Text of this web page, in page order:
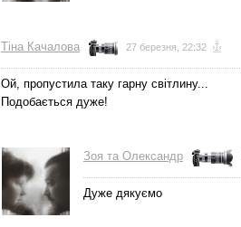
Тіна Качалова 27 березня, 22:32
Ой, пропустила таку гарну світлину...
Подобається дуже!
Зоя та Олександр
Дуже дякуємо